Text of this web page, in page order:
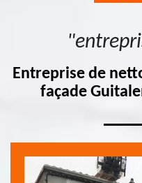
Entreprise de
façade